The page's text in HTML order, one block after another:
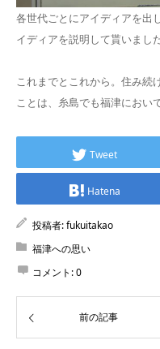
各世代ごとにアイディアを出
イディアを説明して貰いました
これまでとこれから。住み続
ことは、糸島でも福津におい
Tweet
Hatena
投稿者:fukuitakao
福津への思い
コメント:0
前の記事